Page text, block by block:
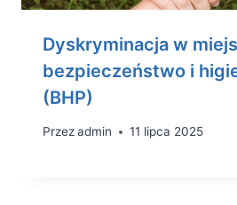
Dyskryminacja w
bezpieczeństwo i
(BHP)
Przezadmin 11 lipca 2025